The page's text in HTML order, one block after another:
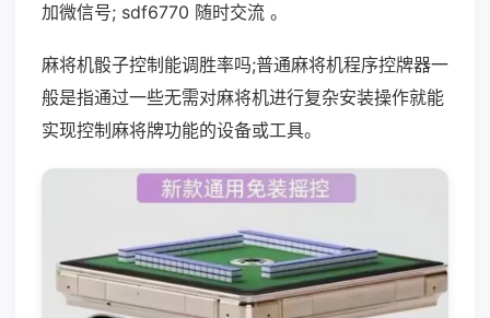
加微信号; sdf6770 随时交流 。
麻将机骰子控制能调胜率吗;普通麻将机程序控牌器一
般是指通过一些无需对麻将机进行复杂安装操作就能
实现控制麻将牌功能的设备或工具。